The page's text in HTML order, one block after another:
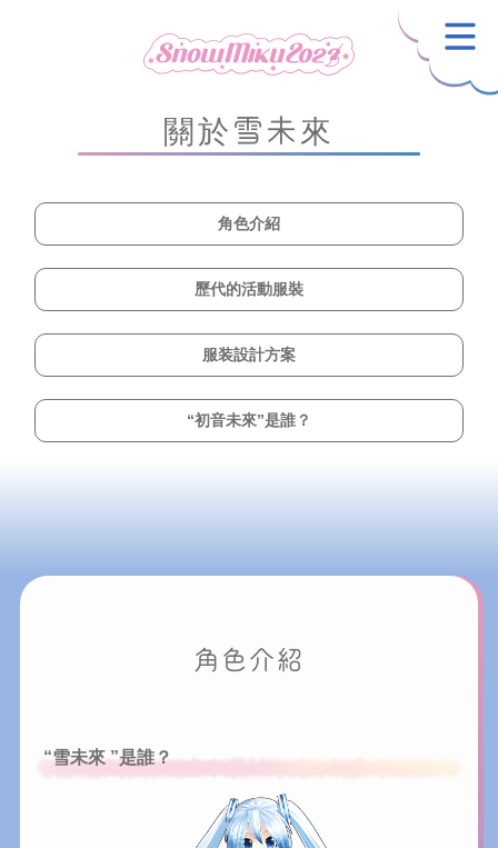
關於雪未來
角色介紹
歷代的活動服裝
服装設計方案
“初音未來”是誰？
角色介紹
“雪未來 ”是誰？